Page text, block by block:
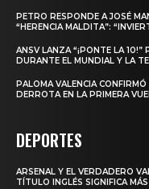
PETRO RESPONDE A JOSÉ
“HERENCIA MALDITA”:
ANSV LANZA “¡PONTE LA 10!”
DURANTE EL MUNDIAL Y LA
PALOMA VALENCIA
DERROTA EN LA PRIMERA
DEPORTES
ARSENAL Y EL VERDADERO
TÍTULO INGLÉS SIGNIFICA